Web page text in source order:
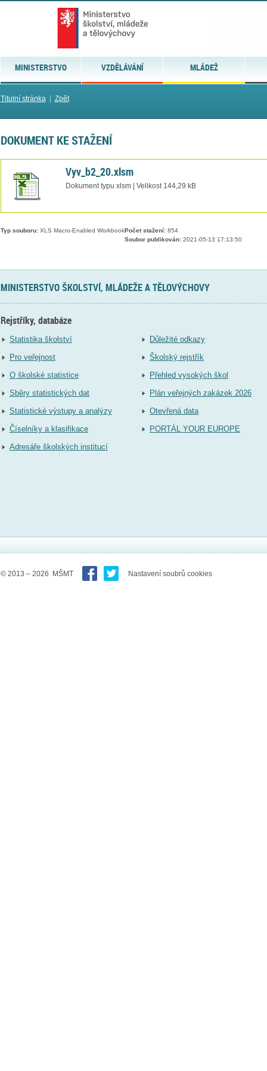
MINISTERSTVO VZDĚLÁVÁNÍ MLÁDEŽ
Titulní stránka| Zpět
DOKUMENT KE STAŽENÍ
Vyv_b2_20.xlsm
Dokument typu xlsm | Velikost 144,29 kB
Typ souboru:XLS Macro-Enabled WorkbookPočet stažení:854
Soubor publikován:2021-05-13 17:13:50
MINISTERSTVO ŠKOLSTVÍ, MLÁDEŽE A TĚLOVÝCHOVY
Rejstříky, databáze
Statistika školství
Pro veřejnost
O školské statistice
Sběry statistických dat
Statistické výstupy a analýzy
Číselníky a klasifikace
Adresáře školských institucí
Důležité odkazy
Školský rejstřík
Přehled vysokých škol
Plán veřejných zakázek 2026
Otevřená data
PORTÁL YOUR EUROPE
© 2013 – 2026 MŠMT Nastavení soubrů cookies